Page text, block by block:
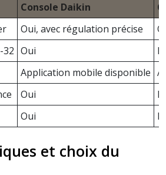
Console Daikin
Oui, avec régulation précise
32 Oui
Application mobile disponible
Oui
Oui
et choix du